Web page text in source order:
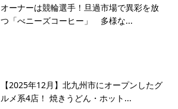
オーナーは競輪選手！旦過市場で異彩を放
つ「べニーズコーヒー」 多様な...
【2025年12月】北九州市にオープンしたグ
ルメ系4店！ 焼きうどん・ホット...